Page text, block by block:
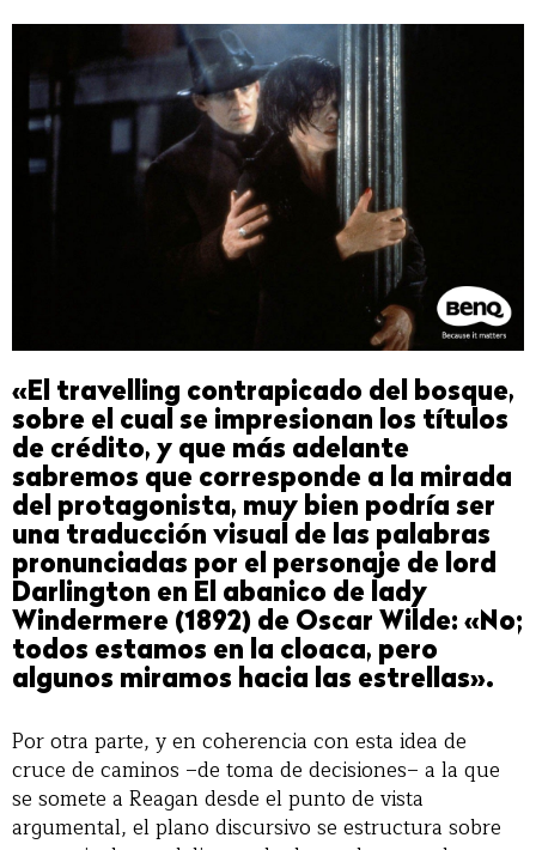
«El travelling contrapicado del bosque,
sobre el cual se impresionan los títulos
de crédito, y que más adelante
sabremos que corresponde a la mirada
del protagonista, muy bien podría ser
una traducción visual de las palabras
pronunciadas por el personaje de lord
Darlington en El abanico de lady
Windermere (1892) de Oscar Wilde: «No;
todos estamos en la cloaca, pero
algunos miramos hacia las estrellas».
Por otra parte, y en coherencia con esta idea de
cruce de caminos –de toma de decisiones– a la que
se somete a Reagan desde el punto de vista
argumental, el plano discursivo se estructura sobre